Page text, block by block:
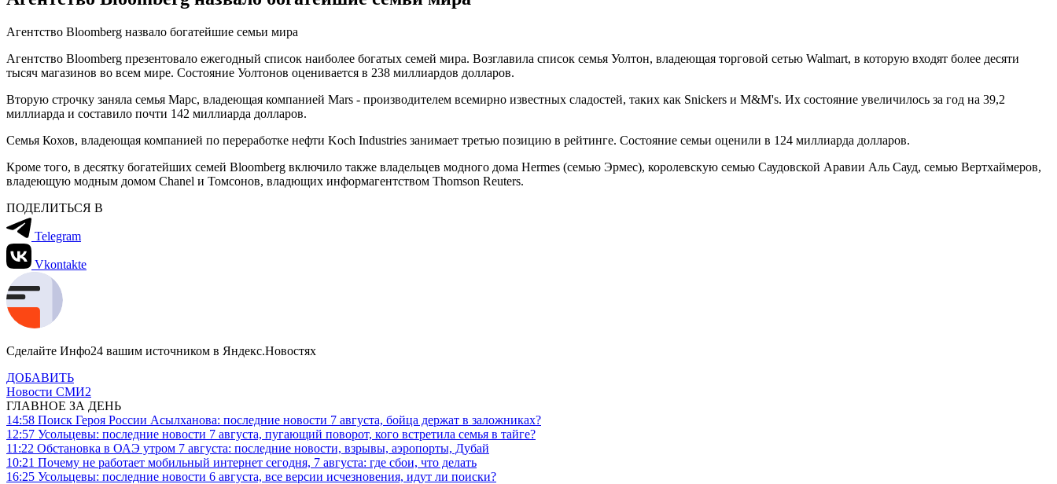
Агентство Bloomberg назвало богатейшие семьи мира
Агентство Bloomberg презентовало ежегодный список наиболее богатых семей мира. Возглавила список семья Уолтон, владеющая торговой сетью Walmart, в которую входят более десяти
тысяч магазинов во всем мире. Состояние Уолтонов оценивается в 238 миллиардов долларов.
Вторую строчку заняла семья Марс, владеющая компанией Mars - производителем всемирно известных сладостей, таких как Snickers и M&M's. Их состояние увеличилось за год на 39,2
миллиарда и составило почти 142 миллиарда долларов.
Семья Кохов, владеющая компанией по переработке нефти Koch Industries занимает третью позицию в рейтинге. Состояние семьи оценили в 124 миллиарда долларов.
Кроме того, в десятку богатейших семей Bloomberg включило также владельцев модного дома Hermes (семью Эрмес), королевскую семью Саудовской Аравии Аль Сауд, семью Вертхаймеров,
владеющую модным домом Chanel и Томсонов, владющих информагентством Thomson Reuters.
ПОДЕЛИТЬСЯ В
Telegram
Vkontakte
Сделайте Инфо24 вашим источником в Яндекс.Новостях
ДОБАВИТЬ
Новости СМИ2
ГЛАВНОЕ ЗА ДЕНЬ
14:58 Поиск Героя России Асылханова: последние новости 7 августа, бойца держат в заложниках?
12:57 Усольцевы: последние новости 7 августа, пугающий поворот, кого встретила семья в тайге?
11:22 Обстановка в ОАЭ утром 7 августа: последние новости, взрывы, аэропорты, Дубай
10:21 Почему не работает мобильный интернет сегодня, 7 августа: где сбои, что делать
16:25 Усольцевы: последние новости 6 августа, все версии исчезновения, идут ли поиски?